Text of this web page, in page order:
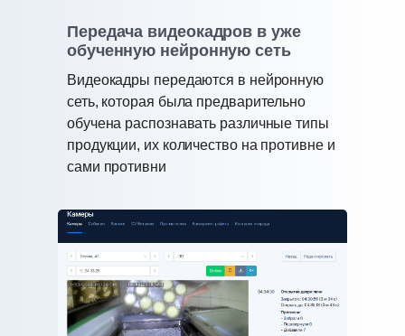
Передача видеокадров в уже
обученную нейронную сеть
Видеокадры передаются в нейронную
сеть, которая была предварительно
обучена распознавать различные типы
продукции, их количество на противне и
сами противни